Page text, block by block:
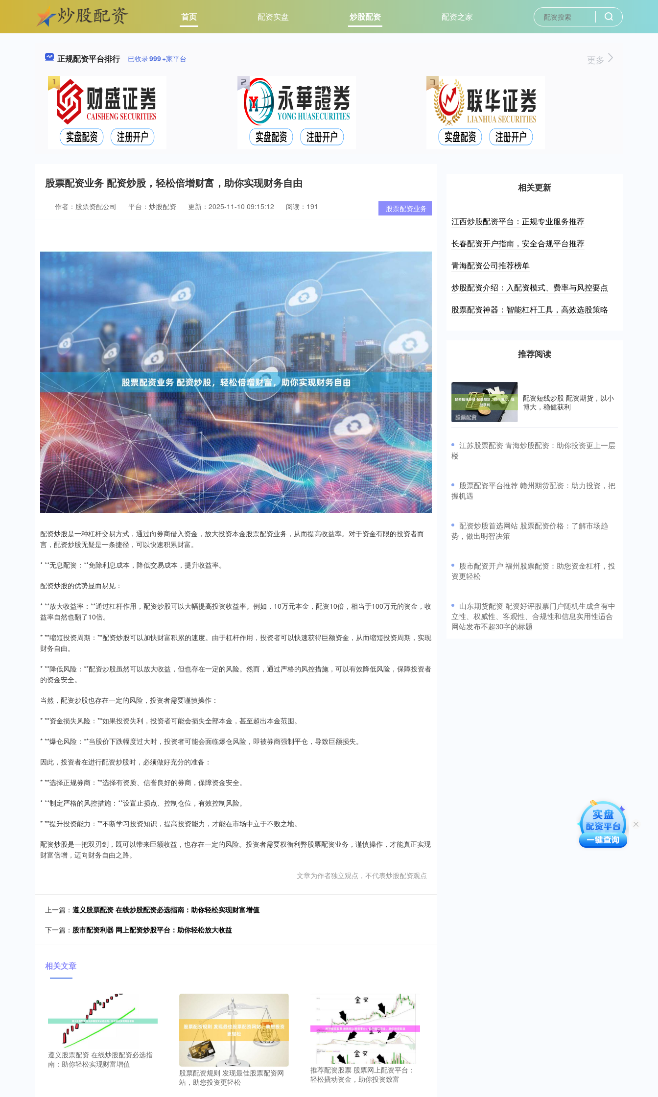
首页 配资实盘 炒股配资 配资之家
正规配资平台排行 已收录999+家平台 更多
股票配资业务 配资炒股，轻松倍增财富，助你实现财务自由
股票配资业务
作者：股票资配公司 平台：炒股配资 更新：2025-11-10 09:15:12 阅读：191
配资炒股是一种杠杆交易方式，通过向券商借入资金，放大投资本金股票配资业务，从而提高收益率。对于资金有限的投资者而
言，配资炒股无疑是一条捷径，可以快速积累财富。
* **无息配资：**免除利息成本，降低交易成本，提升收益率。
配资炒股的优势显而易见：
* **放大收益率：**通过杠杆作用，配资炒股可以大幅提高投资收益率。例如，10万元本金，配资10倍，相当于100万元的资金，收
益率自然也翻了10倍。
* **缩短投资周期：**配资炒股可以加快财富积累的速度。由于杠杆作用，投资者可以快速获得巨额资金，从而缩短投资周期，实现
财务自由。
* **降低风险：**配资炒股虽然可以放大收益，但也存在一定的风险。然而，通过严格的风控措施，可以有效降低风险，保障投资者
的资金安全。
当然，配资炒股也存在一定的风险，投资者需要谨慎操作：
* **资金损失风险：**如果投资失利，投资者可能会损失全部本金，甚至超出本金范围。
* **爆仓风险：**当股价下跌幅度过大时，投资者可能会面临爆仓风险，即被券商强制平仓，导致巨额损失。
因此，投资者在进行配资炒股时，必须做好充分的准备：
* **选择正规券商：**选择有资质、信誉良好的券商，保障资金安全。
* **制定严格的风控措施：**设置止损点、控制仓位，有效控制风险。
* **提升投资能力：**不断学习投资知识，提高投资能力，才能在市场中立于不败之地。
配资炒股是一把双刃剑，既可以带来巨额收益，也存在一定的风险。投资者需要权衡利弊股票配资业务，谨慎操作，才能真正实现
财富倍增，迈向财务自由之路。
文章为作者独立观点，不代表炒股配资观点
上一篇： 遵义股票配资 在线炒股配资必选指南：助你轻松实现财富增值
下一篇： 股市配资利器 网上配资炒股平台：助你轻松放大收益
相关文章
遵义股票配资 在线炒股配资必选指
南：助你轻松实现财富增值
股票配资规则 发现最佳股票配资网
站，助您投资更轻松
推荐配资股票 股票网上配资平台：
轻松撬动资金，助你投资致富
相关更新
江西炒股配资平台：正规专业服务推荐
长春配资开户指南，安全合规平台推荐
青海配资公司推荐榜单
炒股配资介绍：入配资模式、费率与风控要点
股票配资神器：智能杠杆工具，高效选股策略
推荐阅读
配资短线炒股 配资期货，以小
博大，稳健获利
​江苏股票配资 青海炒股配资：助你投资更上一层
楼
​股票配资平台推荐 赣州期货配资：助力投资，把
握机遇
​配资炒股首选网站 股票配资价格：了解市场趋
势，做出明智决策
​股市配资开户 福州股票配资：助您资金杠杆，投
资更轻松
​山东期货配资 配资好评股票门户随机生成含有中
立性、权威性、客观性、合规性和信息实用性适合
网站发布不超30字的标题